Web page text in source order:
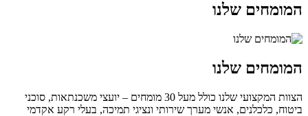
המומחים שלנו
המומחים שלנו
הצוות המקצועי שלנו כולל מעל 30 מומחים – יועצי משכנתאות, סוכני
ביטוח, כלכלנים, אנשי מערך שירותי ונציגי תמיכה, בעלי רקע אקדמי